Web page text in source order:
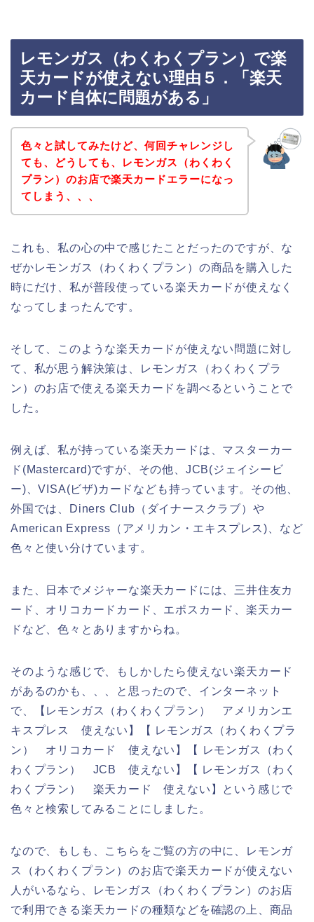
レモンガス（わくわくプラン）で楽
天カードが使えない理由５．「楽天
カード自体に問題がある」
色々と試してみたけど、何回チャレンジし
ても、どうしても、レモンガス（わくわく
プラン）のお店で楽天カードエラーになっ
てしまう、、、
これも、私の心の中で感じたことだったのですが、な
ぜかレモンガス（わくわくプラン）の商品を購入した
時にだけ、私が普段使っている楽天カードが使えなく
なってしまったんです。
そして、このような楽天カードが使えない問題に対し
て、私が思う解決策は、レモンガス（わくわくプラ
ン）のお店で使える楽天カードを調べるということで
した。
例えば、私が持っている楽天カードは、マスターカー
ド(Mastercard)ですが、その他、JCB(ジェイシービ
ー)、VISA(ビザ)カードなども持っています。その他、
外国では、Diners Club（ダイナースクラブ）や
American Express（アメリカン・エキスプレス)、など
色々と使い分けています。
また、日本でメジャーな楽天カードには、三井住友カ
ード、オリコカードカード、エポスカード、楽天カー
ドなど、色々とありますからね。
そのような感じで、もしかしたら使えない楽天カード
があるのかも、、、と思ったので、インターネット
で、【レモンガス（わくわくプラン） アメリカンエ
キスプレス 使えない】【 レモンガス（わくわくプラ
ン） オリコカード 使えない】【 レモンガス（わく
わくプラン） JCB 使えない】【 レモンガス（わく
わくプラン） 楽天カード 使えない】という感じで
色々と検索してみることにしました。
なので、もしも、こちらをご覧の方の中に、レモンガ
ス（わくわくプラン）のお店で楽天カードが使えない
人がいるなら、レモンガス（わくわくプラン）のお店
で利用できる楽天カードの種類などを確認の上、商品